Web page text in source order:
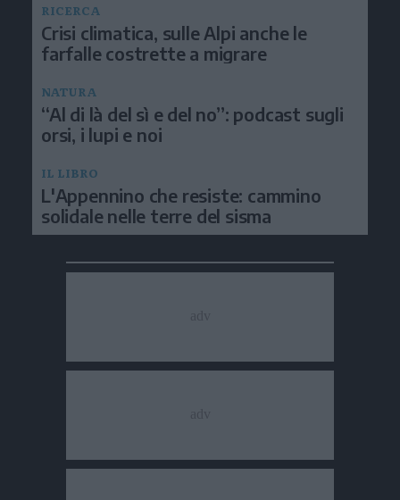
RICERCA
Crisi climatica, sulle Alpi anche le
farfalle costrette a migrare
NATURA
“Al di là del sì e del no”: podcast sugli
orsi, i lupi e noi
IL LIBRO
L'Appennino che resiste: cammino
solidale nelle terre del sisma